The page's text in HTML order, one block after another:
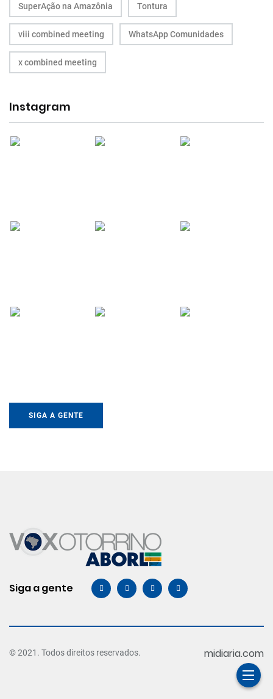
SuperAção na Amazônia Tontura
viii combined meeting WhatsApp Comunidades
x combined meeting
Instagram
SIGA A GENTE
Siga a gente
© 2021. Todos direitos reservados. midiaria.com